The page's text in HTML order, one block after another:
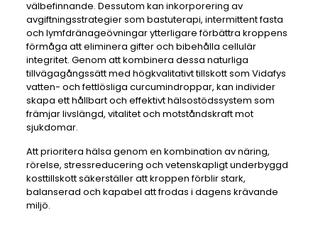
välbefinnande. Dessutom kan inkorporering av
avgiftningsstrategier som bastuterapi, intermittent fasta
och lymfdränageövningar ytterligare förbättra kroppens
förmåga att eliminera gifter och bibehålla cellulär
integritet. Genom att kombinera dessa naturliga
tillvägagångssätt med högkvalitativt tillskott som Vidafys
vatten- och fettlösliga curcumindroppar, kan individer
skapa ett hållbart och effektivt hälsostödssystem som
främjar livslängd, vitalitet och motståndskraft mot
sjukdomar.
Att prioritera hälsa genom en kombination av näring,
rörelse, stressreducering och vetenskapligt underbyggd
kosttillskott säkerställer att kroppen förblir stark,
balanserad och kapabel att frodas i dagens krävande
miljö.